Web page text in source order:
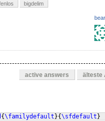
bigdelim
active answers älteste
{\familydefault }{\sfdefault }